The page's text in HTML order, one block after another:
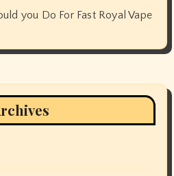
you Do For Fast Royal Vape